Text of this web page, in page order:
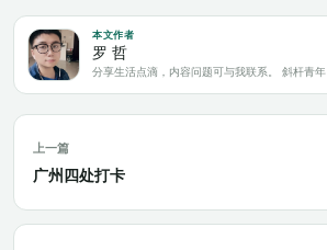
本文作者
罗 哲
上一篇
广州四处打卡